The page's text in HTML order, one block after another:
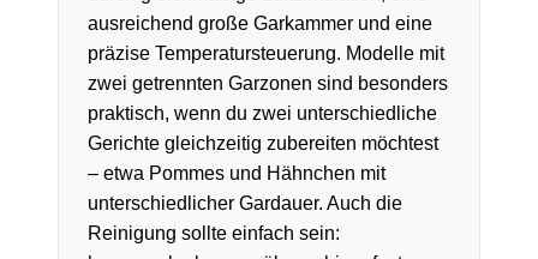
ausreichend große Garkammer und eine
präzise Temperatursteuerung. Modelle mit
zwei getrennten Garzonen sind besonders
praktisch, wenn du zwei unterschiedliche
Gerichte gleichzeitig zubereiten möchtest
– etwa Pommes und Hähnchen mit
unterschiedlicher Gardauer. Auch die
Reinigung sollte einfach sein: